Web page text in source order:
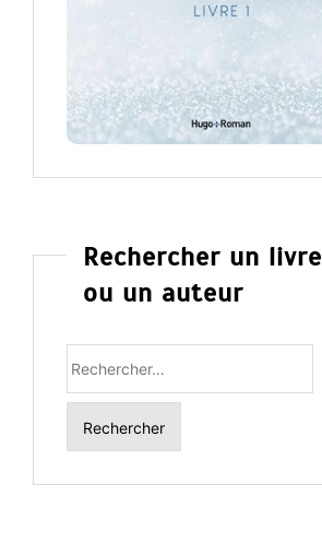
Rechercher un livre
ou un auteur